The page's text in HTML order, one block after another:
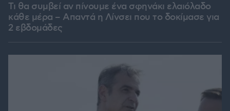
Τι θα συμβεί αν πίνουμε ένα σφηνάκι ελαιόλαδο
κάθε μέρα – Απαντά η Λίνσει που το δοκίμασε για
2 εβδομάδες